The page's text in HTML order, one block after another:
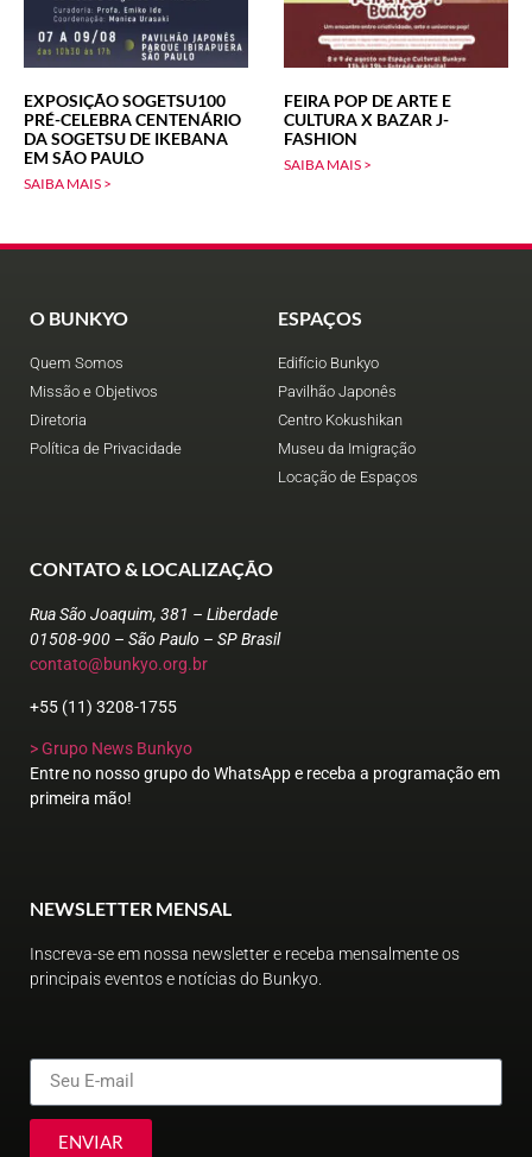
EXPOSIÇÃO SOGETSU100
PRÉ-CELEBRA CENTENÁRIO
DA SOGETSU DE IKEBANA
EM SÃO PAULO
SAIBA MAIS >
FEIRA POP DE ARTE E
CULTURA X BAZAR J-
FASHION
SAIBA MAIS >
O BUNKYO
Quem Somos
Missão e Objetivos
Diretoria
Política de Privacidade
ESPAÇOS
Edifício Bunkyo
Pavilhão Japonês
Centro Kokushikan
Museu da Imigração
Locação de Espaços
CONTATO & LOCALIZAÇÃO
Rua São Joaquim, 381 – Liberdade
01508-900 – São Paulo – SP Brasil
contato@bunkyo.org.br
+55 (11) 3208-1755
> Grupo News Bunkyo
Entre no nosso grupo do WhatsApp e receba a programação em
primeira mão!
NEWSLETTER MENSAL
Inscreva-se em nossa newsletter e receba mensalmente os
principais eventos e notícias do Bunkyo.
ENVIAR